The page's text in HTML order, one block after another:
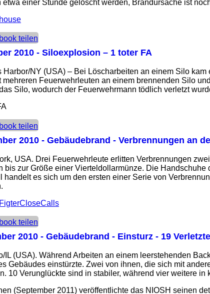
etwa einer Stunde gelöscht werden, Brandursache ist
teilen
2010 - Siloexplosion – 1 toter FA
Harbor/NY (USA) – Bei Löscharbeiten an einem Silo
mehreren Feuerwehrleuten an einem brennenden Silo
Silo, wodurch der Feuerwehrmann tödlich verletzt
teilen
2010 - Gebäudebrand - Verbrennungen an
USA. Drei Feuerwehrleute erlitten Verbrennungen
bis zur Größe einer Vierteldollarmünze. Die
handelt es sich um den ersten einer Serie von
teilen
2010 - Gebäudebrand - Einsturz - 19
IL (USA). Während Arbeiten an einem leerstehenden
Gebäudes einstürzte. Zwei von ihnen, die sich mit
10 Verunglückte sind in stabiler, während vier weitere in
(September 2011) veröffentlichte das NIOSH seinen